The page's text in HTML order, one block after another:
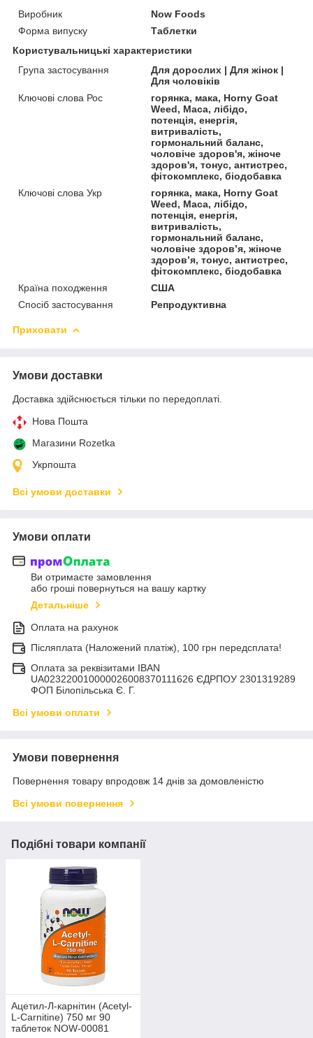
Виробник
Now Foods
Форма випуску
Таблетки
Користувальницькі характеристики
Група застосування
Для дорослих | Для жінок |
Для чоловіків
Ключові слова Рос
горянка, мака, Horny Goat
Weed, Maca, лібідо,
потенція, енергія,
витривалість,
гормональний баланс,
чоловіче здоров'я, жіноче
здоров'я, тонус, антистрес,
фітокомплекс, біодобавка
Ключові слова Укр
горянка, мака, Horny Goat
Weed, Maca, лібідо,
потенція, енергія,
витривалість,
гормональний баланс,
чоловіче здоров’я, жіноче
здоров’я, тонус, антистрес,
фітокомплекс, біодобавка
Країна походження
США
Спосіб застосування
Репродуктивна
Приховати
Умови доставки
Доставка здійснюється тільки по передоплаті.
Нова Пошта
Магазини Rozetka
Укрпошта
Всі умови доставки
Умови оплати
Ви отримаєте замовлення
або гроші повернуться на вашу картку
Детальніше
Оплата на рахунок
Післяплата (Наложений платіж), 100 грн передсплата!
Оплата за реквізитами IBAN
UA023220010000026008370111626 ЄДРПОУ 2301319289
ФОП Білопільська Є. Г.
Всі умови оплати
Умови повернення
Повернення товару впродовж 14 днів за домовленістю
Всі умови повернення
Подібні товари компанії
Ацетил-Л-карнітин (Acetyl-
L-Carnitine) 750 мг 90
таблеток NOW-00081